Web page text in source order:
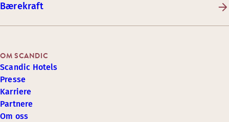
Bærekraft
OM SCANDIC
Scandic Hotels
Presse
Karriere
Partnere
Om oss